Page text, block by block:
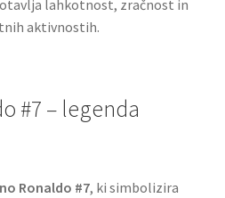
lahkotnost, zračnost in
aktivnostih.
#7 – legenda
Ronaldo #7, ki simbolizira